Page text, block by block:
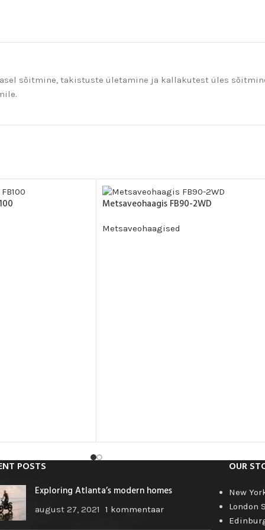
sõitmine, takistuste ületamine ja kallakutest üles
Metsaveohaagis FB90-2WD
Metsaveohaagised
POSTS
Exploring Atlanta’s modern homes
august 27, 2021 1 kommentaar
OUR
New
London